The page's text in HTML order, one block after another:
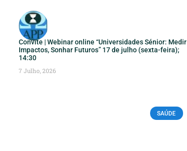
Convite | Webinar online “Universidades Sénior: Medir
Impactos, Sonhar Futuros” 17 de julho (sexta-feira);
14:30
7 Julho, 2026
SAÚDE